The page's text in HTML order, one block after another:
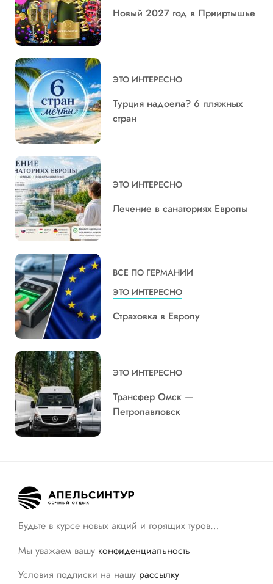
Новый 2027 год в Прииртышье
ЭТО ИНТЕРЕСНО
Турция надоела? 6 пляжных
стран
ЭТО ИНТЕРЕСНО
Лечение в санаториях Европы
ВСЕ ПО ГЕРМАНИИ
ЭТО ИНТЕРЕСНО
Страховка в Европу
ЭТО ИНТЕРЕСНО
Трансфер Омск —
Петропавловск
Будьте в курсе новых акций и горящих туров…
Мы уважаем вашу конфиденциальность
Условия подписки на нашу рассылку